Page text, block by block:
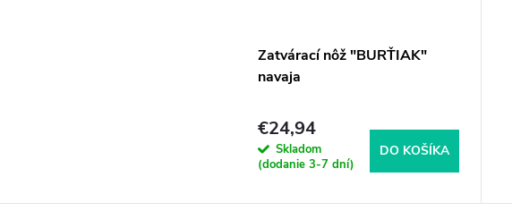
Zatvárací nôž "BURŤIAK"
navaja
€24,94
Skladom
(dodanie 3-7 dní)
DO KOŠÍKA